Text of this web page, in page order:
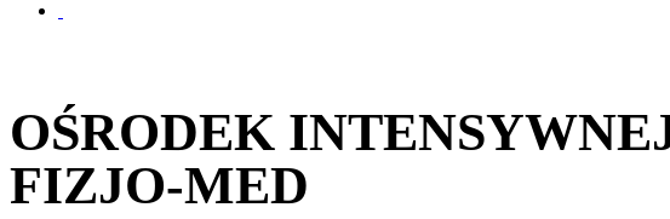
OŚRODEK
FIZJO-MED